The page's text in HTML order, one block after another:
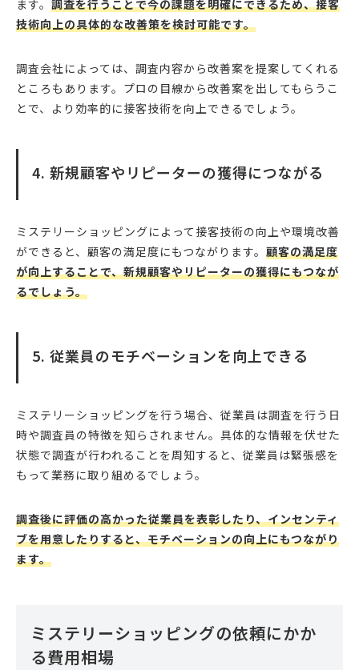
ます。 調査を行うことで今の課題を明確にできるため、接客
技術向上の具体的な改善策を検討可能です。
調査会社によっては、調査内容から改善案を提案してくれる
ところもあります。プロの目線から改善案を出してもらうこ
とで、より効率的に接客技術を向上できるでしょう。
4. 新規顧客やリピーターの獲得につながる
ミステリーショッピングによって接客技術の向上や環境改善
ができると、顧客の満足度にもつながります。 顧客の満足度
が向上することで、新規顧客やリピーターの獲得にもつなが
るでしょう。
5. 従業員のモチベーションを向上できる
ミステリーショッピングを行う場合、従業員は調査を行う日
時や調査員の特徴を知らされません。具体的な情報を伏せた
状態で調査が行われることを周知すると、従業員は緊張感を
もって業務に取り組めるでしょう。
調査後に評価の高かった従業員を表彰したり、インセンティ
ブを用意したりすると、モチベーションの向上にもつながり
ます。
ミステリーショッピングの依頼にかか
る費用相場